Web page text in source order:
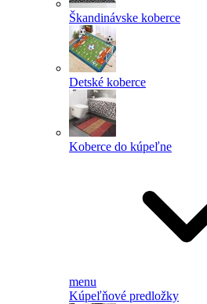
Škandinávske koberce
Detské koberce
Koberce do kúpeľne
menu
Kúpeľňové predložky